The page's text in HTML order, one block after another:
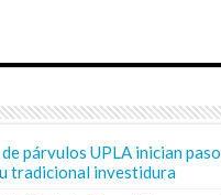
párvulos UPLA inician
tradicional investidura